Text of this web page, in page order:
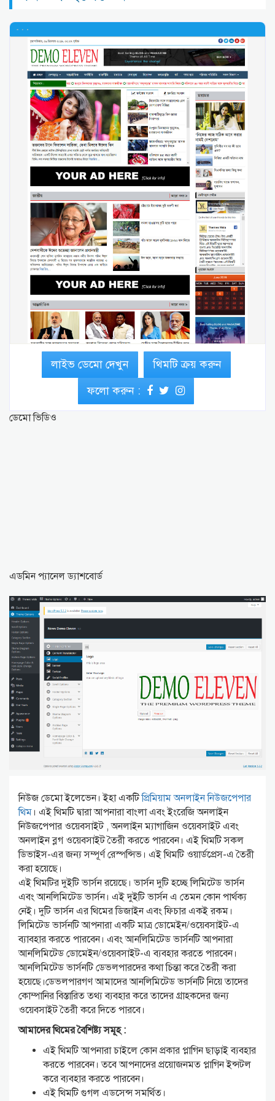
লাইভ ডেমো দেখুন
থিমটি ক্রয় করুন
ফলো করুন :
ডেমো ভিডিও
এডমিন প্যানেল ড্যাশবোর্ড
নিউজ ডেমো ইলেভেন। ইহা একটিপ্রিমিয়াম অনলাইন নিউজপেপার
থিম । এই থিমটি দ্বারা আপনারা বাংলা এবং ইংরেজি অনলাইন
নিউজপেপার ওয়েবসাইট , অনলাইন ম্যাগাজিন ওয়েবসাইট এবং
অনলাইন ব্লগ ওয়েবসাইট তৈরী করতে পারবেন। এই থিমটি সকল
ডিভাইস-এর জন্য সম্পূর্ণ রেস্পন্সিভ। এই থিমটি ওয়ার্ডপ্রেস-এ তৈরী
করা হয়েছে।
এই থিমটির দুইটি ভার্সন রয়েছে। ভার্সন দুটি হচ্ছে লিমিটেড ভার্সন
এবং আনলিমিটেড ভার্সন। এই দুইটি ভার্সন এ তেমন কোন পার্থক্য
নেই। দুটি ভার্সন এর থিমের ডিজাইন এবং ফিচার একই রকম।
লিমিটেড ভার্সনটি আপনারা একটি মাত্র ডোমেইন/ওয়েবসাইট-এ
ব্যাবহার করতে পারবেন। এবং আনলিমিটেড ভার্সনটি আপনারা
আনলিমিটেড ডোমেইন/ওয়েবসাইট-এ ব্যবহার করতে পারবেন।
আনলিমিটেড ভার্সনটি ডেভলপারদের কথা চিন্তা করে তৈরী করা
হয়েছে।ডেভলপারগণ আমাদের আনলিমিটেড ভার্সনটি নিয়ে তাদের
কোম্পানির বিস্তারিত তথ্য ব্যবহার করে তাদের গ্রাহকদের জন্য
ওয়েবসাইট তৈরী করে দিতে পারবে।
আমাদের থিমের বৈশিষ্ট্য সমূহ :
এই থিমটি আপনারা চাইলে কোন প্রকার প্লাগিন ছাড়াই ব্যবহার
করতে পারবেন। তবে আপনাদের প্রয়োজনমত প্লাগিন ইন্সটল
করে ব্যবহার করতে পারবেন।
এই থিমটি গুগল এডসেন্স সমর্থিত।